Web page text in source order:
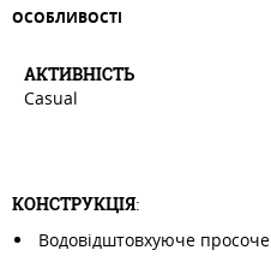
ОСОБЛИВОСТI
АКТИВНIСТЬ
Casual
КОНСТРУКЦІЯ:
Водовідштовхуюче